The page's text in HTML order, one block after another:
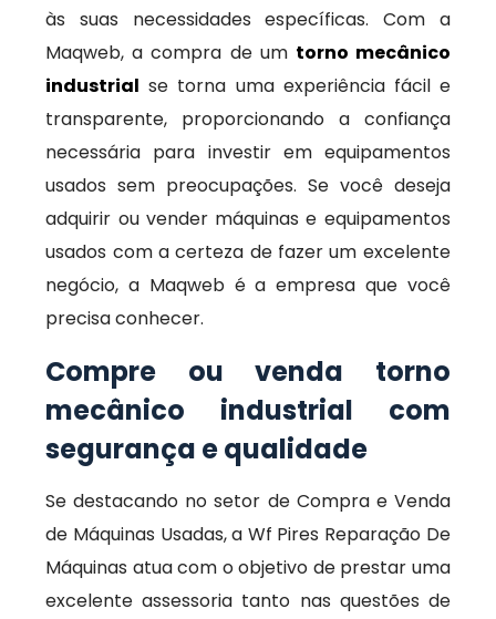
às suas necessidades específicas. Com a
Maqweb, a compra de um torno mecânico
industrial se torna uma experiência fácil e
transparente, proporcionando a confiança
necessária para investir em equipamentos
usados sem preocupações. Se você deseja
adquirir ou vender máquinas e equipamentos
usados com a certeza de fazer um excelente
negócio, a Maqweb é a empresa que você
precisa conhecer.
Compre ou venda torno
mecânico industrial com
segurança e qualidade
Se destacando no setor de Compra e Venda
de Máquinas Usadas, a Wf Pires Reparação De
Máquinas atua com o objetivo de prestar uma
excelente assessoria tanto nas questões de